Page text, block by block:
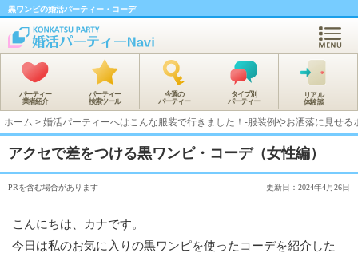
黒ワンピの婚活パーティー・コーデ
パーティー
業者紹介
パーティー
検索ツール
今週の
パーティー
タイプ別
パーティー
リアル
体験談
ホーム > 婚活パーティーへはこんな服装で行きました！-服装例やお洒落に見せる
アクセで差をつける黒ワンピ・コーデ（女性編）
PRを含む場合があります 更新日：2024年4月26日
こんにちは、カナです。
今日は私のお気に入りの黒ワンピを使ったコーデを紹介した